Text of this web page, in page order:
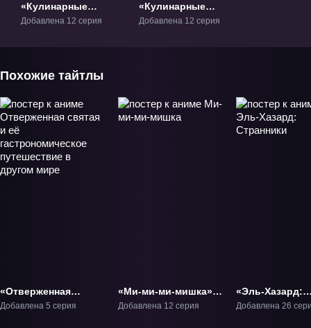
«Кулинарные
скитания в
Добавлена 12 серия
«Кулинарные
скитания в
Добавлена 12 серия
Похожие тайтлы
«Отверженная
святая и её
Добавлена 5 серия
«Ми-ми-ми-мишка»
ТВ-1
Добавлена 12 серия
«Эль-Хазард:
Странники»
Добавлена 26